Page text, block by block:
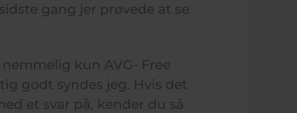
gang jer prøvede at se
kun AVG- Free
godt syndes jeg. Hvis det
et svar på, kender du så